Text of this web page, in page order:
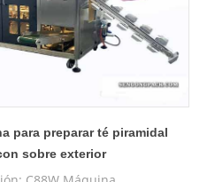
ecológicos. nailon amigable
no tej7
para preparar té piramidal
sobre exterior